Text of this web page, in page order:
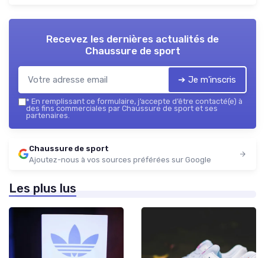
Recevez les dernières actualités de
Chaussure de sport
➔ Je m'inscris
* En remplissant ce formulaire, j’accepte d’être contacté(e) à
des fins commerciales par Chaussure de sport et ses
partenaires.
Chaussure de sport
Ajoutez-nous à vos sources préférées sur Google
Les plus lus